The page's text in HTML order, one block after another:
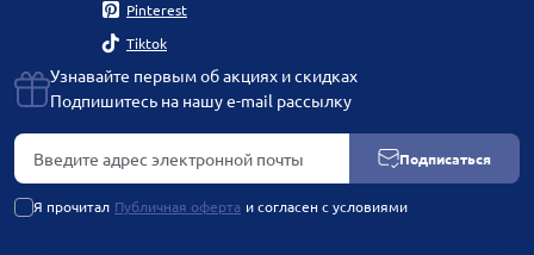
Pinterest
Tiktok
Узнавайте первым об акциях и скидках
Подпишитесь на нашу e-mail рассылку
Подписаться
Я прочитал Публичная оферта и согласен с условиями